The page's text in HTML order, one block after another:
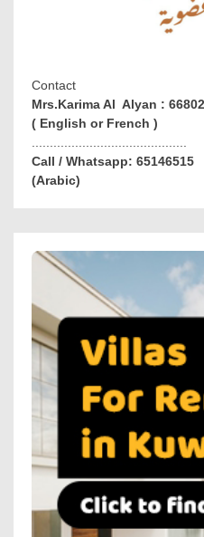
Contact
Mrs.Karima Al Alyan :
( English or French )
Call / Whatsapp: 65146515
(Arabic)